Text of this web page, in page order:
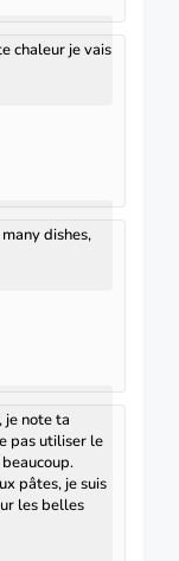
chaleur je vais
dishes,
je note ta
pas utiliser le
pâtes, je suis
les belles